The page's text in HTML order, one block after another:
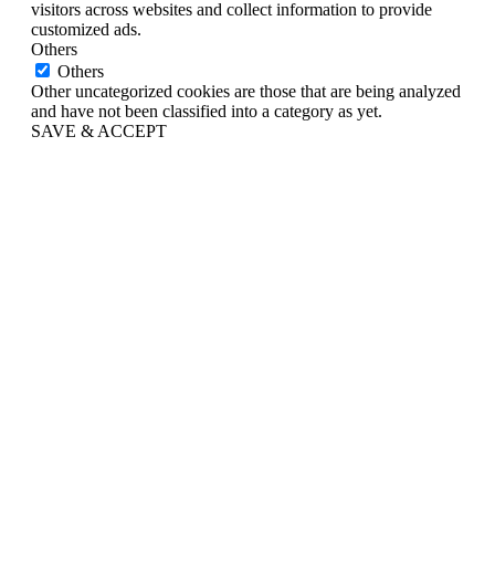
visitors across websites and collect information to provide
customized ads.
Others
Others
Other uncategorized cookies are those that are being analyzed
and have not been classified into a category as yet.
SAVE & ACCEPT